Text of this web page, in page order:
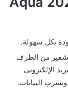
بكل سهولة.
من الطرف
الإلكتروني
البيانات.